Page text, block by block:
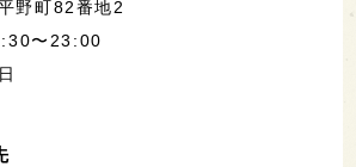
野町82番地2
〜23:00